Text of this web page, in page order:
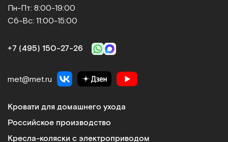
Пн-Пт: 8:00-19:00
Сб-Вс: 11:00-15:00
+7 (495) 150‑27‑26
met@met.ru
Кровати для домашнего ухода
Российское производство
Кресла-коляски с электроприводом